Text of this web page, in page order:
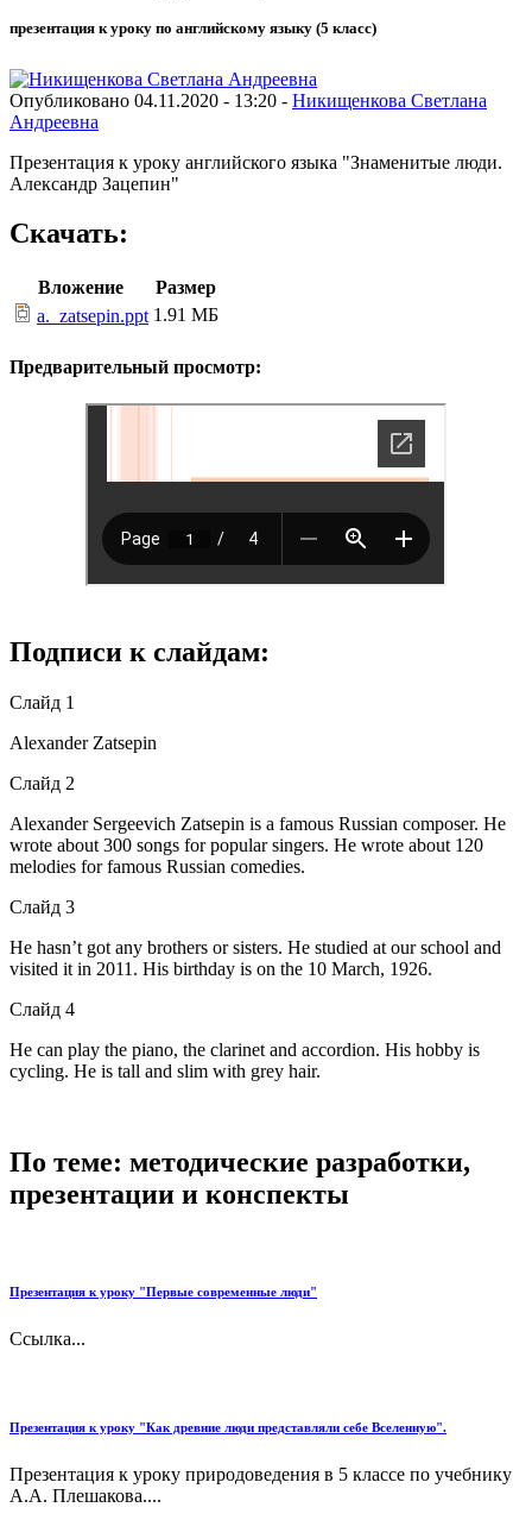
презентация к уроку по английскому языку (5 класс)
Опубликовано 04.11.2020 - 13:20 - Никищенкова Светлана
Андреевна
Презентация к уроку английского языка "Знаменитые люди.
Александр Зацепин"
Скачать:
Вложение
Размер
a._zatsepin.ppt 1.91 МБ
Предварительный просмотр:
Подписи к слайдам:
Слайд 1
Alexander Zatsepin
Слайд 2
Alexander Sergeevich Zatsepin is a famous Russian composer. He
wrote about 300 songs for popular singers. He wrote about 120
melodies for famous Russian comedies.
Слайд 3
He hasn’t got any brothers or sisters. He studied at our school and
visited it in 2011. His birthday is on the 10 March, 1926.
Слайд 4
He can play the piano, the clarinet and accordion. His hobby is
cycling. He is tall and slim with grey hair.
По теме: методические разработки,
презентации и конспекты
Презентация к уроку "Первые современные люди"
Ссылка...
Презентация к уроку "Как древние люди представляли себе Вселенную".
Презентация к уроку природоведения в 5 классе по учебнику
А.А. Плешакова....